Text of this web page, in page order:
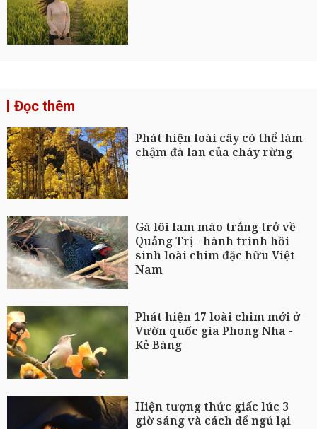
Đọc thêm
Phát hiện loài cây có thể làm
chậm đà lan của cháy rừng
Gà lôi lam mào trắng trở về
Quảng Trị - hành trình hồi
sinh loài chim đặc hữu Việt
Nam
Phát hiện 17 loài chim mới ở
Vườn quốc gia Phong Nha -
Kẻ Bàng
Hiện tượng thức giấc lúc 3
giờ sáng và cách để ngủ lại